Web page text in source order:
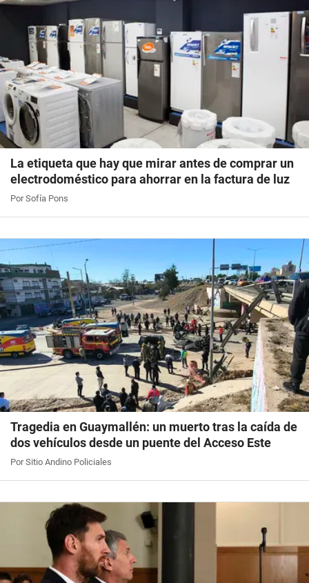
La etiqueta que hay que mirar antes de comprar un
electrodoméstico para ahorrar en la factura de luz
Por Sofía Pons
Tragedia en Guaymallén: un muerto tras la caída de
dos vehículos desde un puente del Acceso Este
Por Sitio Andino Policiales